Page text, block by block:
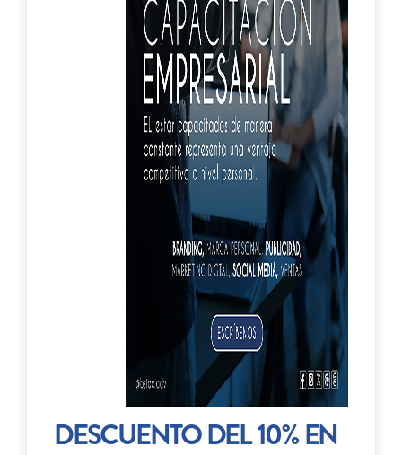
DESCUENTO DEL 10% EN